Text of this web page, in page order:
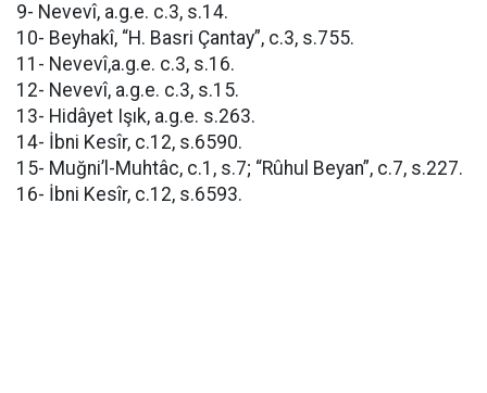
9- Nevevî, a.g.e. c.3, s.14.
10- Beyhakî, “H. Basri Çantay”, c.3, s.755.
11- Nevevî,a.g.e. c.3, s.16.
12- Nevevî, a.g.e. c.3, s.15.
13- Hidâyet Işık, a.g.e. s.263.
14- İbni Kesîr, c.12, s.6590.
15- Muğni’l-Muhtâc, c.1, s.7; “Rûhul Beyan”, c.7, s.227.
16- İbni Kesîr, c.12, s.6593.